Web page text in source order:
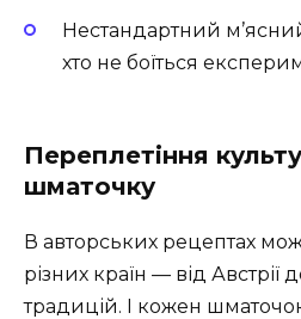
Нестандартний
хто не боїться
Переплетіння
шматочку
В авторських рецептах
різних країн — від Австрії
традицій. І кожен